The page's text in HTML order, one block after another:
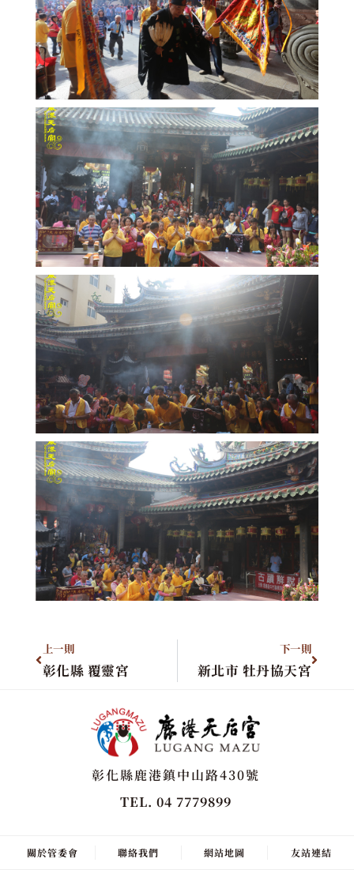
上一則
彰化縣 覆靈宮
下一則
新北市 牡丹協天宮
彰化縣鹿港鎮中山路430號
TEL. 04 7779899
關於管委會 聯絡我們 網站地圖 友站連結